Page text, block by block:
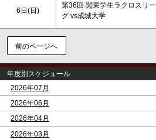
6日(日)
第36回 関東学生ラクロスリー
グ vs成城大学
前のページへ
年度別スケジュール
2026年07月
2026年06月
2026年04月
2026年03月